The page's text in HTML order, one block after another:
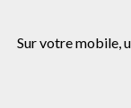
Sur votre mobile,